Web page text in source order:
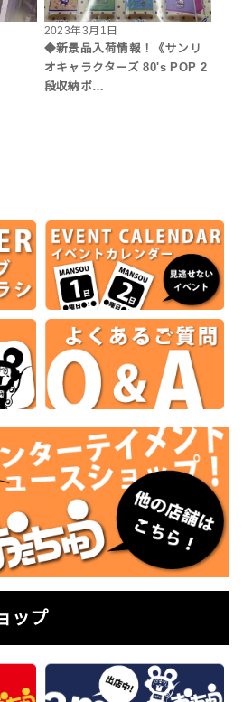
2023年3月1日
◆新景品入荷情報！《サンリ
オキャラクターズ 80's POP 2
段収納ボ…
ップ